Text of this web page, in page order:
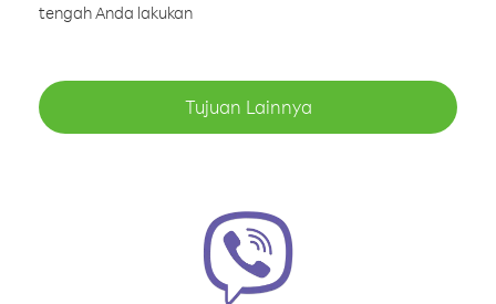
tengah Anda lakukan
Tujuan Lainnya